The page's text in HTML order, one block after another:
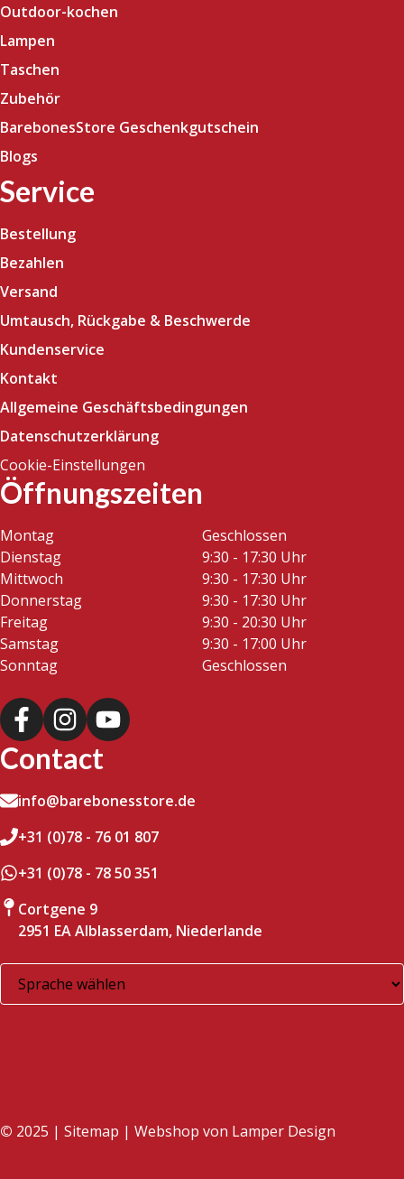
Outdoor-kochen
Lampen
Taschen
Zubehör
BarebonesStore Geschenkgutschein
Blogs
Service
Bestellung
Bezahlen
Versand
Umtausch, Rückgabe & Beschwerde
Kundenservice
Kontakt
Allgemeine Geschäftsbedingungen
Datenschutzerklärung
Cookie-Einstellungen
Öffnungszeiten
Montag
Geschlossen
Dienstag
9:30 - 17:30 Uhr
Mittwoch
9:30 - 17:30 Uhr
Donnerstag
9:30 - 17:30 Uhr
Freitag
9:30 - 20:30 Uhr
Samstag
9:30 - 17:00 Uhr
Sonntag
Geschlossen
Contact
info@barebonesstore.de
+31 (0)78 - 76 01 807
+31 (0)78 - 78 50 351
Cortgene 9
2951 EA Alblasserdam, Niederlande
© 2025 | Sitemap | Webshop von Lamper Design